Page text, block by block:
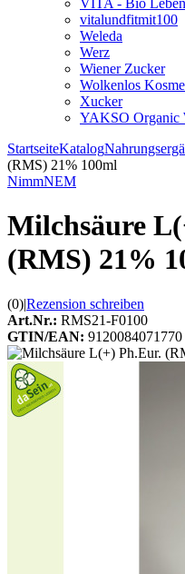
VITA - Bio
vitalundfitmit100
Weleda
Werz
Wiener Zucker
Wolkenlos
Xucker
YAKSO Organic
StartseiteKatalog
(RMS) 21% 100ml
NimmNEM
Milchsäure
(RMS) 21%
(0)|Rezension schreiben
Art.Nr.: RMS21-F0100
GTIN/EAN: 9120084071770